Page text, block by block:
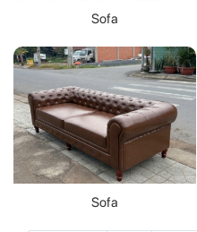
Sofa
Sofa